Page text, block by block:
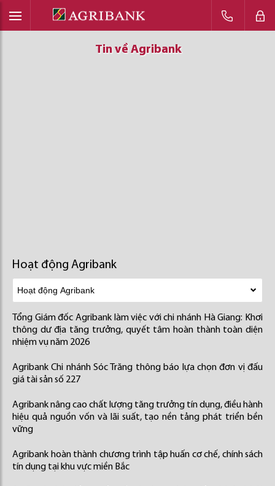
Tin về Agribank
Tin về Agribank
Tin về Agribank
Hoạt động Agribank
Tổng Giám đốc Agribank làm việc với chi nhánh Hà Giang: Khơi
thông dư địa tăng trưởng, quyết tâm hoàn thành toàn diện
nhiệm vụ năm 2026
Agribank Chi nhánh Sóc Trăng thông báo lựa chọn đơn vị đấu
giá tài sản số 227
Agribank nâng cao chất lượng tăng trưởng tín dụng, điều hành
hiệu quả nguồn vốn và lãi suất, tạo nền tảng phát triển bền
vững
Agribank hoàn thành chương trình tập huấn cơ chế, chính sách
tín dụng tại khu vực miền Bắc